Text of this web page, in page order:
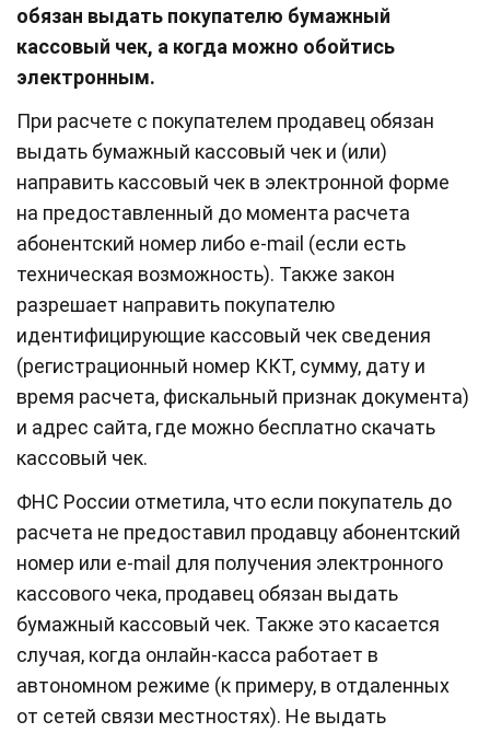
обязан выдать покупателю бумажный
кассовый чек, а когда можно обойтись
электронным.
При расчете с покупателем продавец обязан
выдать бумажный кассовый чек и (или)
направить кассовый чек в электронной форме
на предоставленный до момента расчета
абонентский номер либо e-mail (если есть
техническая возможность). Также закон
разрешает направить покупателю
идентифицирующие кассовый чек сведения
(регистрационный номер ККТ, сумму, дату и
время расчета, фискальный признак документа)
и адрес сайта, где можно бесплатно скачать
кассовый чек.
ФНС России отметила, что если покупатель до
расчета не предоставил продавцу абонентский
номер или e-mail для получения электронного
кассового чека, продавец обязан выдать
бумажный кассовый чек. Также это касается
случая, когда онлайн-касса работает в
автономном режиме (к примеру, в отдаленных
от сетей связи местностях). Не выдать